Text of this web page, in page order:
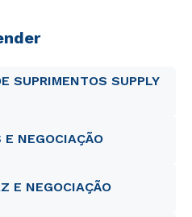
SUPRIMENTOS SUPPLY
E NEGOCIAÇÃO
E NEGOCIAÇÃO